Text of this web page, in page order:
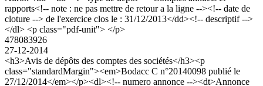
rapports<!-- note : ne pas mettre de retour a la ligne --><!-- date de
cloture --> de l'exercice clos le : 31/12/2013</dd><!-- descriptif -->
</dl> <p class="pdf-unit"> </p>
478083926
27-12-2014
<h3>Avis de dépôts des comptes des sociétés</h3><p
class="standardMargin"><em>Bodacc C n°20140098 publié le
27/12/2014</em></p><dl><!-- numero annonce --><dt>Annonce